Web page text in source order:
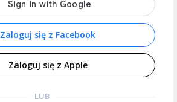
Zaloguj się z Facebook
Zaloguj się z Apple
LUB